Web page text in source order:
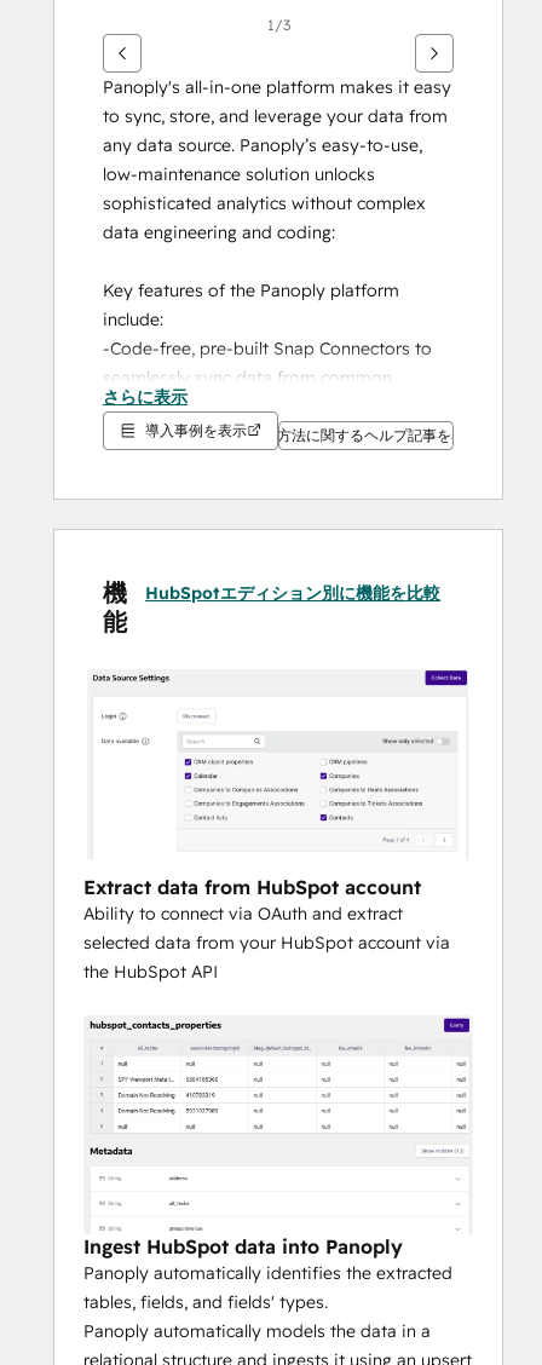
用
し
ま
す
1/3
Panoply's all-in-one platform makes it easy
to sync, store, and leverage your data from
any data source. Panoply’s easy-to-use,
low-maintenance solution unlocks
sophisticated analytics without complex
data engineering and coding:
Key features of the Panoply platform
include:
-Code-free, pre-built Snap Connectors to
seamlessly sync data from common
sources
-Flex Connector to connect almost any
-Automated data warehouse configuration
-In-platform dashboards for faster,
actionable data insights
-Connections to all major BI and analytical
You can leverage the power of Panoply’s
HubSpot integration to ingest data from
your HubSpot instance into your Panoply
account for your most sophisticated
To experience Panoply firsthand and how it
integrates with HubSpot, request a
personalized demo here.
さらに表示
導入事例を表示設定方法に関するヘルプ記事を表示
機
能
HubSpotエディション別に機能を比較
Extract data from HubSpot account
Ability to connect via OAuth and extract
selected data from your HubSpot account via
the HubSpot API
Ingest HubSpot data into Panoply
Panoply automatically identifies the extracted
tables, fields, and fields' types.
Panoply automatically models the data in a
relational structure and ingests it using an upsert